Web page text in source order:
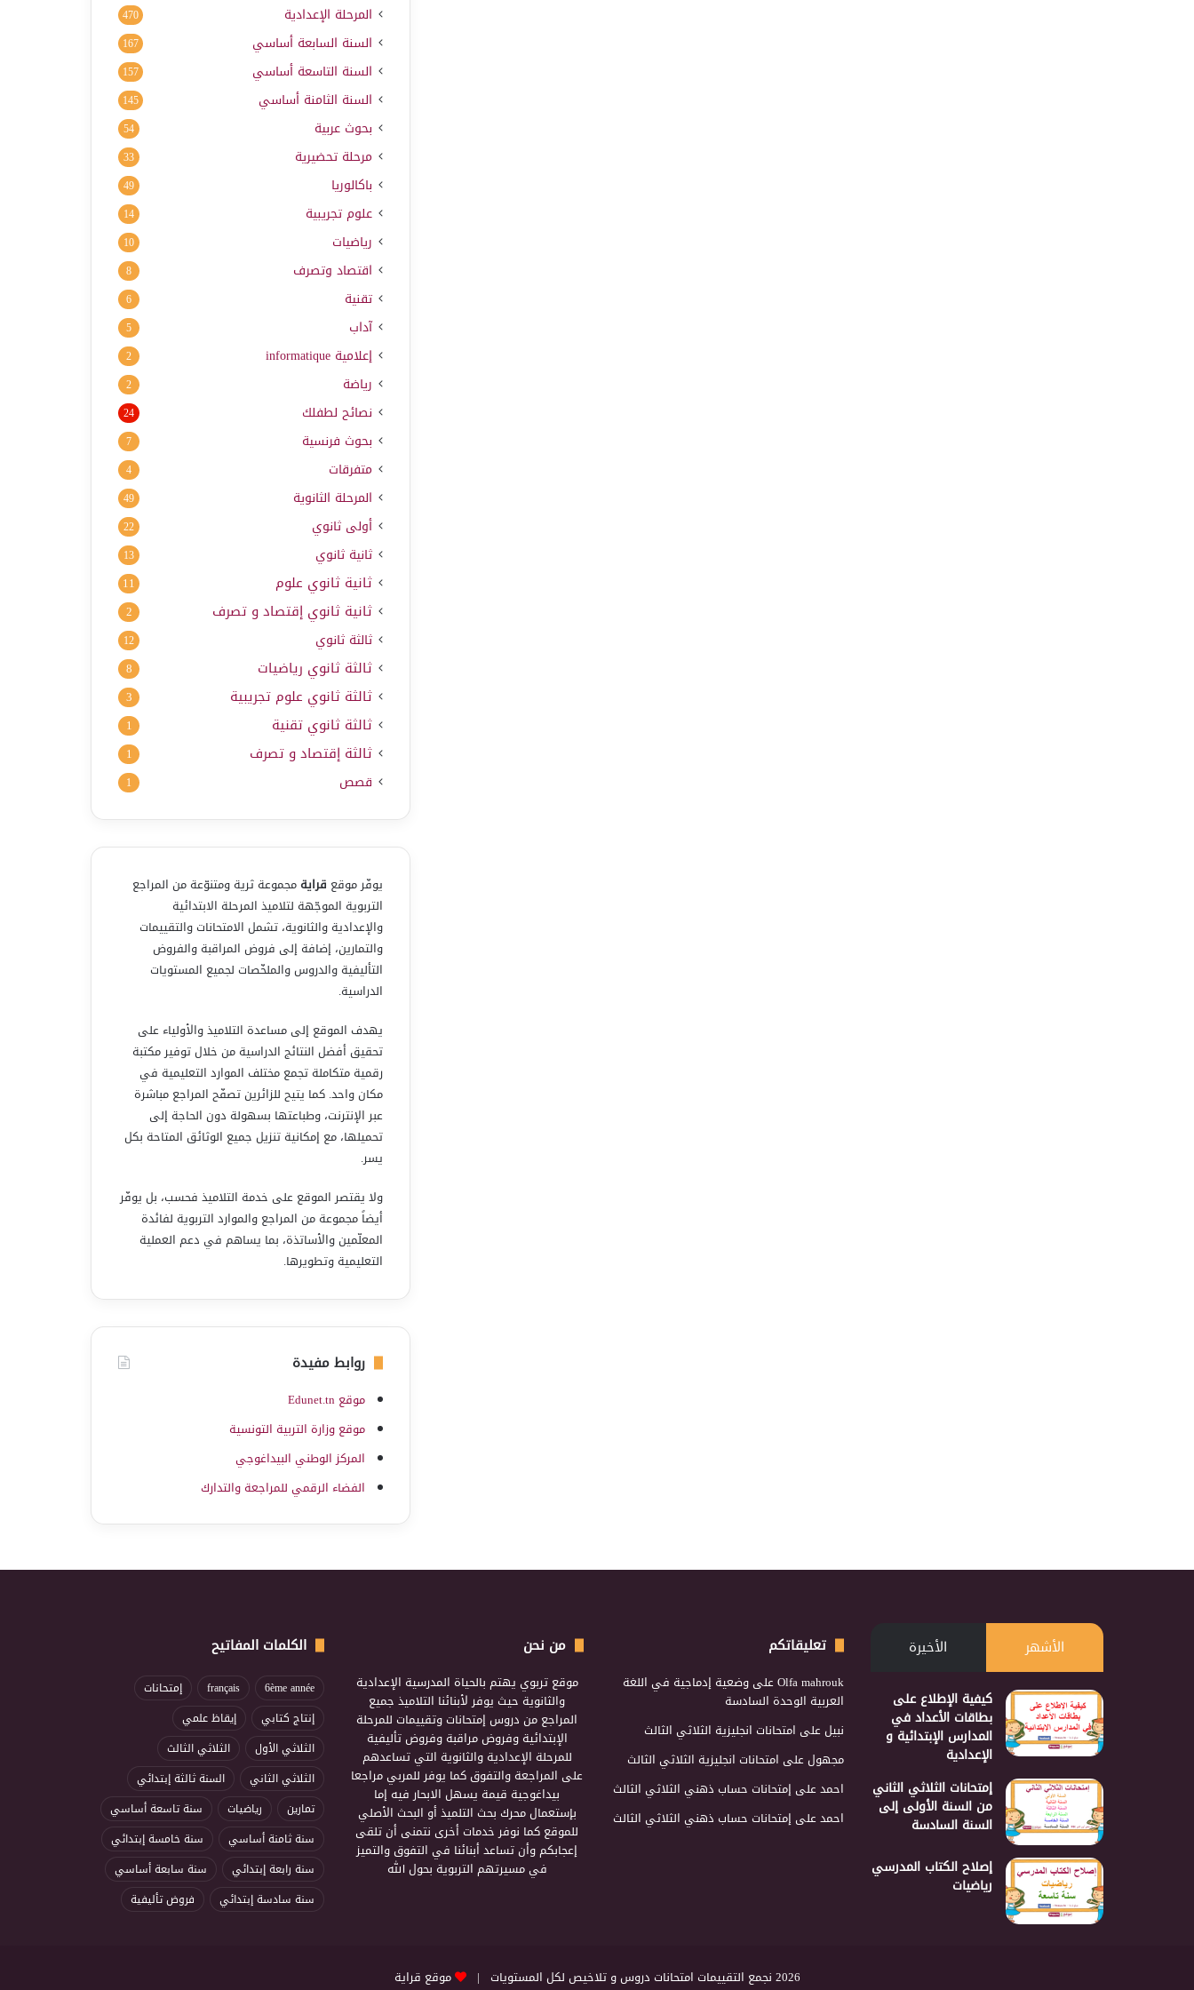
المرحلة الإعدادية 470
السنة السابعة أساسي 167
السنة التاسعة أساسي 157
السنة الثامنة أساسي 145
بحوث عربية 54
مرحلة تحضيرية 33
باكالوريا 49
علوم تجريبية 14
رياضيات 10
اقتصاد وتصرف 8
تقنية 6
آداب 5
إعلامية informatique
2
رياضة 2
نصائح لطفلك 24
بحوث فرنسية 7
متفرقات 4
المرحلة الثانوية 49
أولى ثانوي 22
ثانية ثانوي 13
ثانية ثانوي علوم 11
ثانية ثانوي إقتصاد و تصرف 2
ثالثة ثانوي 12
ثالثة ثانوي رياضيات 8
ثالثة ثانوي علوم تجريبية 3
ثالثة ثانوي تقنية 1
ثالثة إقتصاد و تصرف 1
قصص 1
يوفّر موقع قرايةمجموعة ثرية ومتنوّعة من المراجع
التربوية الموجّهة لتلاميذ المرحلة الابتدائية
والإعدادية والثانوية، تشمل الامتحانات والتقييمات
والتمارين، إضافة إلى فروض المراقبة والفروض
التأليفية والدروس والملخّصات لجميع المستويات
الدراسية.
يهدف الموقع إلى مساعدة التلاميذ والأولياء على
تحقيق أفضل النتائج الدراسية من خلال توفير مكتبة
رقمية متكاملة تجمع مختلف الموارد التعليمية في
مكان واحد. كما يتيح للزائرين تصفّح المراجع مباشرة
عبر الإنترنت، وطباعتها بسهولة دون الحاجة إلى
تحميلها، مع إمكانية تنزيل جميع الوثائق المتاحة بكل
يسر.
ولا يقتصر الموقع على خدمة التلاميذ فحسب، بل يوفّر
أيضاً مجموعة من المراجع والموارد التربوية لفائدة
المعلّمين والأساتذة، بما يساهم في دعم العملية
التعليمية وتطويرها.
روابط مفيدة
موقع Edunet.tn
موقع وزارة التربية التونسية
المركز الوطني البيداغوجي
الفضاء الرقمي للمراجعة والتدارك
الأشهر الأخيرة
كيفية الإطلاع على
بطاقات الأعداد في
المدارس الإبتدائية و
الإعدادية
إمتحانات الثلاثي الثاني
من السنة الأولى إلى
السنة السادسة
إصلاح الكتاب المدرسي
رياضيات
تعليقاتكم
Olfa mahroukعلىوضعية إدماجية في اللغة
العربية الوحدة السادسة
نبيلعلى امتحانات انجليزية الثلاثي الثالث
مجهولعلى امتحانات انجليزية الثلاثي الثالث
احمدعلى إمتحانات حساب ذهني الثلاثي الثالث
احمدعلى إمتحانات حساب ذهني الثلاثي الثالث
من نحن
موقع تربوي يهتم بالحياة المدرسية الإعدادية
والثانوية حيث يوفر لأبنائنا التلاميذ جميع
المراجع من دروس إمتحانات وتقييمات للمرحلة
الإبتدائية وفروض مراقبة وفروض تأليفية
للمرحلة الإعدادية والثانوية التي تساعدهم
على المراجعة والتفوق كما يوفر للمربي مراجعا
بيداغوجية قيمة يسهل الابحار فيه إما
بإستعمال محرك بحث التلميذ أو البحث الأصلي
للموقع كما نوفر خدمات أخرى نتمنى أن تلقى
إعجابكم وأن تساعد أبنائنا في التفوق والتميز
في مسيرتهم التربوية بحول الله
الكلمات المفاتيح
6ème année
français
إمتحانات
إنتاج كتابي
إيقاظ علمي
الثلاثي الأول
الثلاثي الثالث
الثلاثي الثاني
السنة ثالثة إبتدائي
تمارين
رياضيات
سنة تاسعة أساسي
سنة ثامنة أساسي
سنة خامسة إبتدائي
سنة رابعة إبتدائي
سنة سابعة أساسي
سنة سادسة إبتدائي
فروض تأليفية
2026 نجمع التقييمات امتحانات دروس و تلاخيص لكل المستويات | موقع قراية